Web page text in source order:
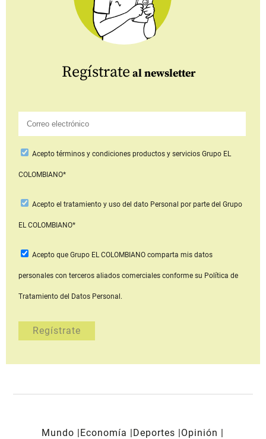
Regístrate al newsletter
Aceptotérminos y condiciones productos y serviciosGrupo EL
COLOMBIANO*
Acepto el tratamiento y uso del dato Personal por parte del Grupo
EL COLOMBIANO*
Acepto que Grupo EL COLOMBIANOcomparta mis datos
personales con terceros aliados comerciales conforme su Política de
Tratamiento del Datos Personal.
Mundo Economía Deportes
Opinión